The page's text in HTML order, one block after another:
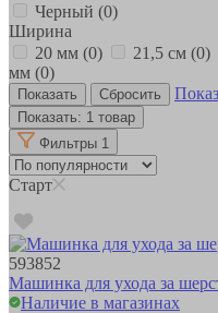
Черный (0)
Ширина
20 мм (0) 21,5 см (0)
мм (0)
Показать: 1 товар
Фильтры 1
Старт
593852
Машинка для ухода за
Наличие в магазинах